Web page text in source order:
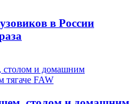
в России